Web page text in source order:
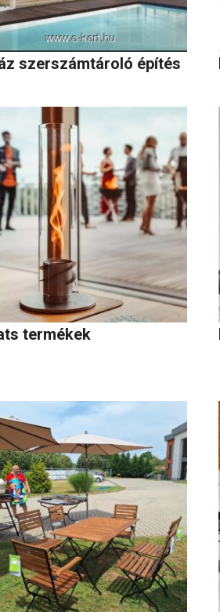
szerszámtároló építés
termékek